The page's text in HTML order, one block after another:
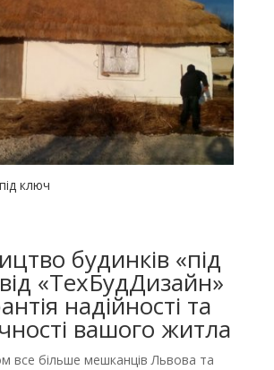
ключ
будинків «під
«ТехБудДизайн»
надійності та
вашого житла
все більше мешканців Львова та